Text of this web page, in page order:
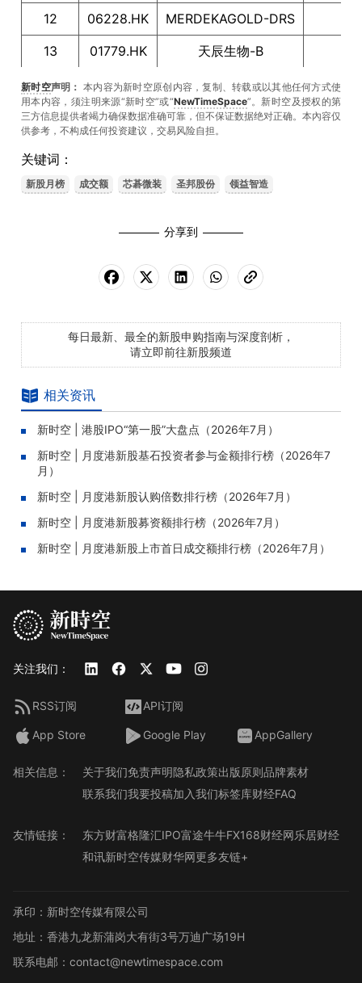
12
06228.HK
MERDEKAGOLD-DRS
13
01779.HK
天辰生物-B
14
06132.HK
华健未来-B
15
06675.HK
SENASIC
17
06715.HK 鲟龙科技
02335.HK
麦科医药-B
02697.HK
真健康医疗-B
24
02272.HK
数据整理：新时空研究院 统计区间：2026年6月
新时空声明： 本内容为新时空原创内容，复制、转载或以其他任何方式使
用本内容，须注明来源“新时空”或“NewTimeSpace”。新时空及授权的第
三方信息提供者竭力确保数据准确可靠，但不保证数据绝对正确。本內容仅
供参考，不构成任何投资建议，交易风险自担。
关键词：
新股月榜 成交额 芯碁微装 圣邦股份 领益智造
分享到
每日最新、最全的新股申购指南与深度剖析，
请立即前往新股频道
相关资讯
新时空 | 港股IPO“第一股”大盘点（2026年7月）
新时空 | 月度港新股基石投资者参与金额排行榜（2026年7
月）
新时空 | 月度港新股认购倍数排行榜（2026年7月）
新时空 | 月度港新股募资额排行榜（2026年7月）
新时空 | 月度港新股上市首日成交额排行榜（2026年7月）
关注我们：
RSS订阅 API订阅
App Store Google Play AppGallery
相关信息： 关于我们免责声明隐私政策出版原则品牌素材
联系我们我要投稿加入我们标签库财经FAQ
友情链接： 东方财富格隆汇IPO富途牛牛FX168财经网乐居财经
和讯新时空传媒财华网更多友链+
承印：新时空传媒有限公司
地址：香港九龙新蒲岗大有街3号万迪广场19H
联系电邮：contact@newtimespace.com